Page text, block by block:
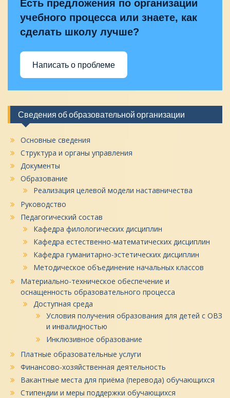
Есть предложения по организации
учебного процесса или знаете, как
сделать школу лучше?
Написать о проблеме
Сведения об образовательной организации
Основные сведения
Структура и органы управления
Документы
Образование
Реализация целевой модели наставничества
Руководство
Педагогический состав
Кафедра филологических дисциплин
Кафедра естественно-математических дисциплин
Кафедра гуманитарно-эстетических дисциплин
Методическое объединение начальных классов
Материально-техническое обеспечение и
оснащенность образовательного процесса
Доступная среда
Условия получения образования для детей с ОВЗ
и инвалидностью
Инклюзивное образование
Платные образовательные услуги
Финансово-хозяйственная деятельность
Вакантные места для приёма (перевода) обучающихся
Стипендии и меры поддержки обучающихся